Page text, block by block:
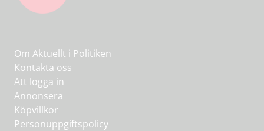
Om Aktuellt i Politiken
Kontakta oss
Att logga in
Annonsera
Köpvillkor
Personuppgiftspolicy